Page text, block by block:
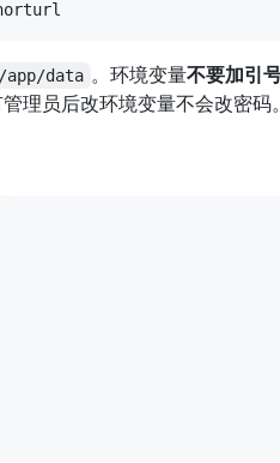
data 。环境变量不要加引
理员后改环境变量不会改密码。